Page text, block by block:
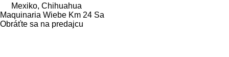
Mexiko, Chihuahua
Maquinaria Wiebe Km 24 Sa
Obráťte sa na predajcu